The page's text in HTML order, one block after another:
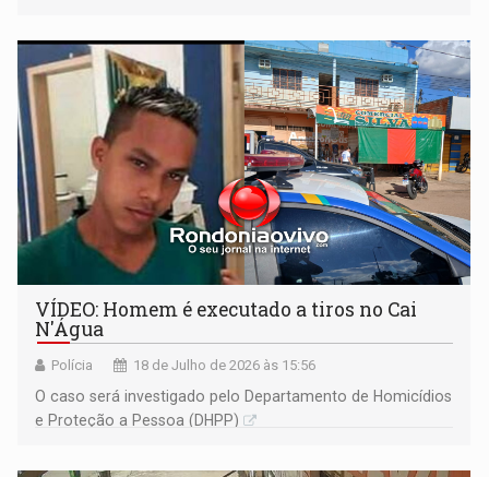
VÍDEO: Homem é executado a tiros no Cai
N'Água
Polícia 18 de Julho de 2026 às 15:56
O caso será investigado pelo Departamento de Homicídios
e Proteção a Pessoa (DHPP)